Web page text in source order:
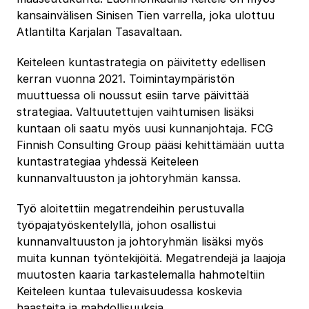
kansainvälisen Sinisen Tien varrella, joka ulottuu
Atlantilta Karjalan Tasavaltaan.
Keiteleen kuntastrategia on päivitetty edellisen
kerran vuonna 2021. Toimintaympäristön
muuttuessa oli noussut esiin tarve päivittää
strategiaa. Valtuutettujen vaihtumisen lisäksi
kuntaan oli saatu myös uusi kunnanjohtaja. FCG
Finnish Consulting Group pääsi kehittämään uutta
kuntastrategiaa yhdessä Keiteleen
kunnanvaltuuston ja johtoryhmän kanssa.
Työ aloitettiin megatrendeihin perustuvalla
työpajatyöskentelyllä, johon osallistui
kunnanvaltuuston ja johtoryhmän lisäksi myös
muita kunnan työntekijöitä. Megatrendejä ja laajoja
muutosten kaaria tarkastelemalla hahmoteltiin
Keiteleen kuntaa tulevaisuudessa koskevia